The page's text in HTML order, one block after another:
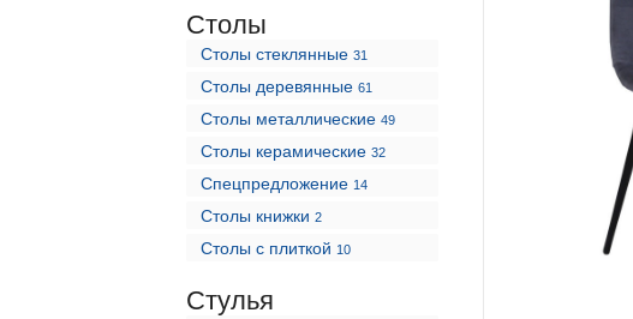
Столы
Столы стеклянные 31
Столы деревянные 61
Столы металлические 49
Столы керамические 32
Спецпредложение 14
Столы книжки 2
Столы с плиткой 10
Стулья